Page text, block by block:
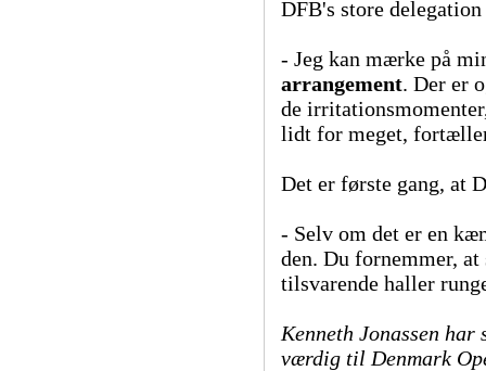
DFB's store
- Jeg kan mærke på
arrangement. Der er
de
lidt for meget, fortæller
Det er første gang, at
- Selv om det er en
den. Du fornemmer,
tilsvarende haller
Kenneth Jonassen har
værdig til Denmark